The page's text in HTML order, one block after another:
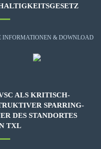
INFORMATIONEN & DOWNLOAD
ALS KRITISCH-
SPARRING-
DES STANDORTES
TXL